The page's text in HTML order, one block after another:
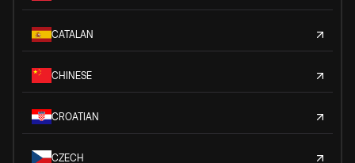
CATALAN
CHINESE
CROATIAN
CZECH